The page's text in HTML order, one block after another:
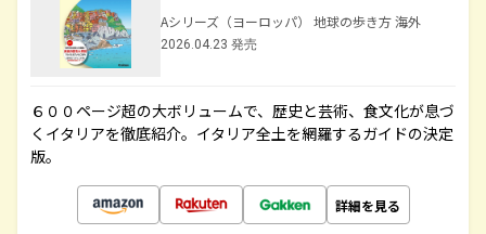
Aシリーズ（ヨーロッパ） 地球の歩き方 海外
2026.04.23 発売
６００ページ超の大ボリュームで、歴史と芸術、食文化が息づ
くイタリアを徹底紹介。イタリア全土を網羅するガイドの決定
版。
詳細を見る